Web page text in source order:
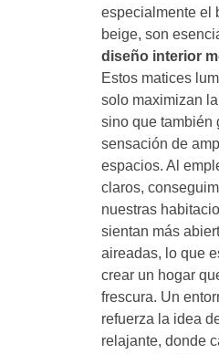
especialmente el
beige, son
diseño interior
Estos matices
solo maximizan la
sino que también
sensación de
espacios. Al
claros,
nuestras
sientan más
aireadas, lo que
crear un hogar
frescura. Un
refuerza la idea
relajante, donde